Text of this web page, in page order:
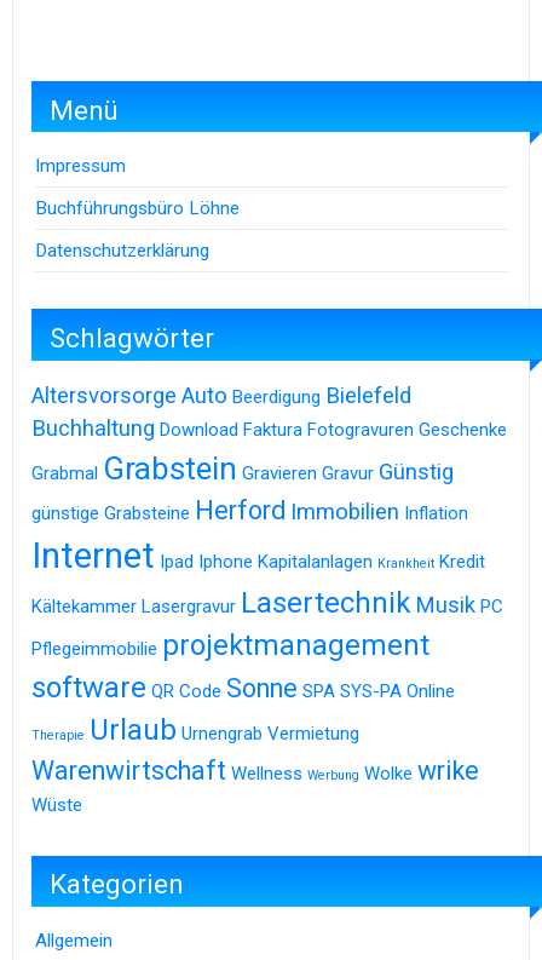
Menü
Impressum
Buchführungsbüro Löhne
Datenschutzerklärung
Schlagwörter
Altersvorsorge Auto Beerdigung Bielefeld
Buchhaltung Download Faktura Fotogravuren Geschenke
Grabmal Grabstein Gravieren Gravur Günstig
günstige Grabsteine Herford Immobilien Inflation
Internet Ipad Iphone Kapitalanlagen Krankheit Kredit
Kältekammer Lasergravur Lasertechnik Musik PC
Pflegeimmobilie projektmanagement
software QR Code Sonne SPA SYS-PA Online
Therapie Urlaub Urnengrab Vermietung
Warenwirtschaft Wellness Werbung Wolke wrike
Wüste
Kategorien
Allgemein